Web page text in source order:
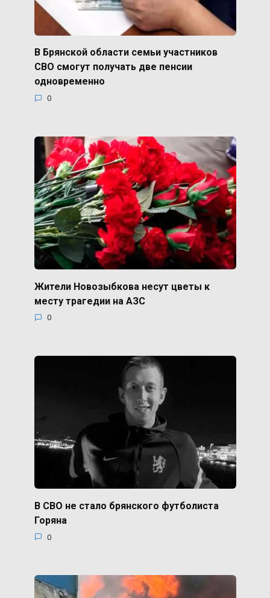
В Брянской области семьи участников
СВО смогут получать две пенсии
одновременно
0
Жители Новозыбкова несут цветы к
месту трагедии на АЗС
0
В СВО не стало брянского футболиста
Горяна
0